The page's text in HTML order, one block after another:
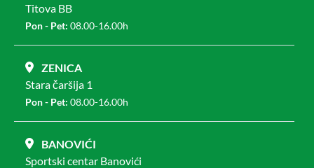
Titova BB
Pon - Pet: 08.00-16.00h
ZENICA
Stara čaršija 1
Pon - Pet: 08.00-16.00h
BANOVIĆI
Sportski centar Banovići